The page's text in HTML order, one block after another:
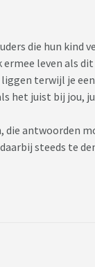
die hun kind
leven als
terwijl je
het juist bij jou,
die antwoorden
steeds te